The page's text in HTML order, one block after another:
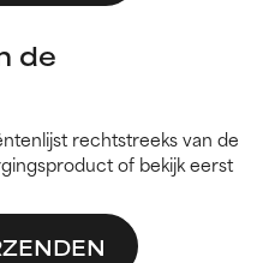
de
rechtstreeks van de
of bekijk eerst